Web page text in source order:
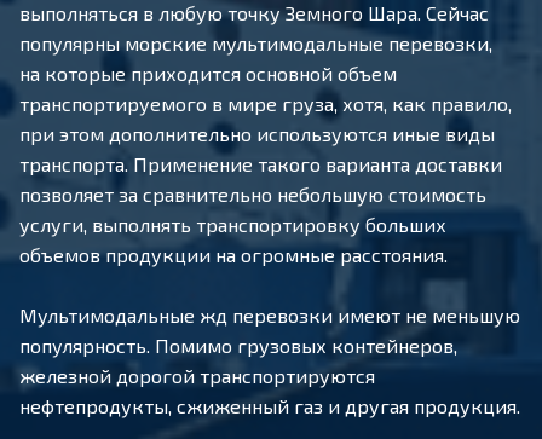
выполняться в любую точку Земного Шара. Сейчас
популярны морские мультимодальные перевозки,
на которые приходится основной объем
транспортируемого в мире груза, хотя, как правило,
при этом дополнительно используются иные виды
транспорта. Применение такого варианта доставки
позволяет за сравнительно небольшую стоимость
услуги, выполнять транспортировку больших
объемов продукции на огромные расстояния.
Мультимодальные жд перевозки имеют не меньшую
популярность. Помимо грузовых контейнеров,
железной дорогой транспортируются
нефтепродукты, сжиженный газ и другая продукция.